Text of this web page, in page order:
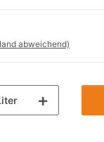
abweichend)